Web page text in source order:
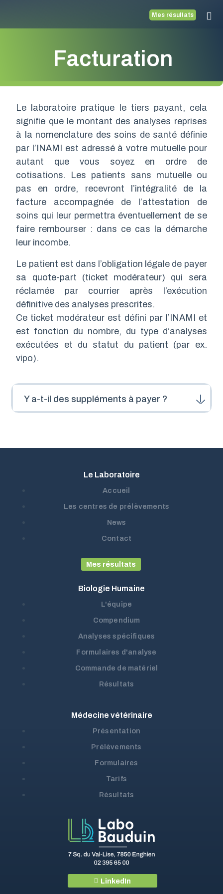
Mes résultats
Facturation
Le laboratoire pratique le tiers payant, cela
signifie que le montant des analyses reprises
à la nomenclature des soins de santé définie
par l’INAMI est adressé à votre mutuelle pour
autant que vous soyez en ordre de
cotisations. Les patients sans mutuelle ou
pas en ordre, recevront l’intégralité de la
facture accompagnée de l’attestation de
soins qui leur permettra éventuellement de se
faire rembourser : dans ce cas la démarche
leur incombe.
Le patient est dans l’obligation légale de payer
sa quote-part (ticket modérateur) qui sera
réclamée par courrier après l’exécution
définitive des analyses prescrites.
Ce ticket modérateur est défini par l’INAMI et
est fonction du nombre, du type d’analyses
exécutées et du statut du patient (par ex.
vipo).
Y a-t-il des suppléments à payer ?
Le Laboratoire
Accueil
Les centres de prélèvements
News
Contact
Mes résultats
Biologie Humaine
L'équipe
Compendium
Analyses spécifiques
Formulaires d'analyse
Commande de matériel
Résultats
Médecine vétérinaire
Présentation
Prélèvements
Formulaires
Tarifs
Résultats
LinkedIn